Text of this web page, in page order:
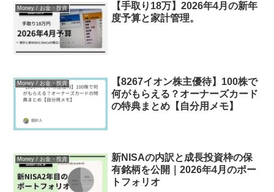
Money / お金・投資
【手取り18万】2026年4月の新年
度予算と家計管理。
Money / お金・投資
【8267イオン株主優待】100株で
何がもらえる？オーナーズカード
の特典まとめ【自分用メモ】
Money / お金・投資
新NISAの内訳と成長投資枠の保
有銘柄を公開｜2026年4月のポー
トフォリオ